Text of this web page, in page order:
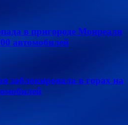
в пригороде Монреаля
автомобилей
заблокировала в горах на